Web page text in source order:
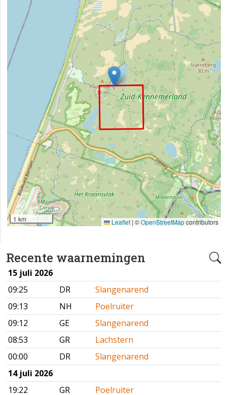
Recente waarnemingen
15 juli 2026
09:25
DR
Slangenarend
09:13
NH
Poelruiter
09:12
GE
Slangenarend
08:53
GR
Lachstern
00:00
DR
Slangenarend
14 juli 2026
19:22
GR
Poelruiter
1 km Leaflet | ©OpenStreetMapcontributors